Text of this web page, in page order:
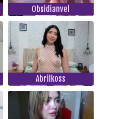
Obsidianvel
Abrilkoss